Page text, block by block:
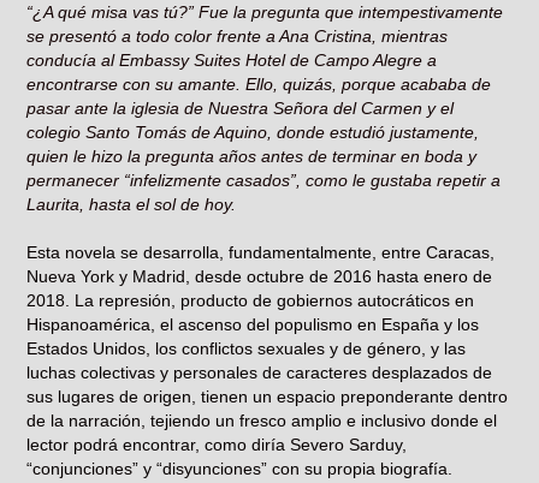
“¿A qué misa vas tú?” Fue la pregunta que intempestivamente
se presentó a todo color frente a Ana Cristina, mientras
conducía al Embassy Suites Hotel de Campo Alegre a
encontrarse con su amante. Ello, quizás, porque acababa de
pasar ante la iglesia de Nuestra Señora del Carmen y el
colegio Santo Tomás de Aquino, donde estudió justamente,
quien le hizo la pregunta años antes de terminar en boda y
permanecer “infelizmente casados”, como le gustaba repetir a
Laurita, hasta el sol de hoy.
Esta novela se desarrolla, fundamentalmente, entre Caracas,
Nueva York y Madrid, desde octubre de 2016 hasta enero de
2018. La represión, producto de gobiernos autocráticos en
Hispanoamérica, el ascenso del populismo en España y los
Estados Unidos, los conflictos sexuales y de género, y las
luchas colectivas y personales de caracteres desplazados de
sus lugares de origen, tienen un espacio preponderante dentro
de la narración, tejiendo un fresco amplio e inclusivo donde el
lector podrá encontrar, como diría Severo Sarduy,
“conjunciones” y “disyunciones” con su propia biografía.